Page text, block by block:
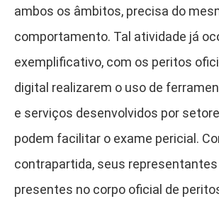
ambos os âmbitos, precisa do
comportamento. Tal atividade já
exemplificativo, com os peritos
digital realizarem o uso de
e serviços desenvolvidos por
podem facilitar o exame pericial.
contrapartida, seus
presentes no corpo oficial de